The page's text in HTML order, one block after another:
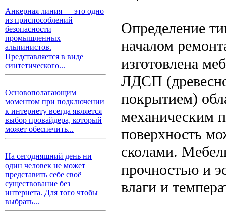
Анкерная линия — это одно
из приспособлений
безопасности
промышленных
альпинистов.
Представляется в виде
синтетического...
Основополагающим
моментом при подключении
к интернету всегда является
выбор провайдера, который
может обеспечить...
На сегодняшний день ни
один человек не может
представить себе своё
существование без
интернета. Для того чтобы
выбрать...
Определение
началом
изготовлена
ЛДСП
покрытием)
механическим
поверхность
сколами.
прочностью и
влаги и